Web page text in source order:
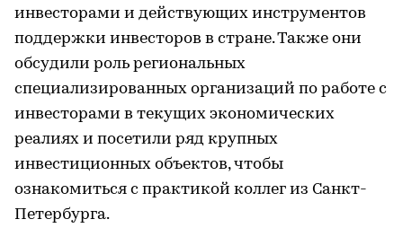
инвесторами и действующих инструментов
поддержки инвесторов в стране. Также они
обсудили роль региональных
специализированных организаций по работе с
инвесторами в текущих экономических
реалиях и посетили ряд крупных
инвестиционных объектов, чтобы
ознакомиться с практикой коллег из Санкт-
Петербурга.